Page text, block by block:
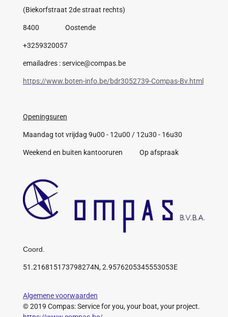
(Biekorfstraat 2de straat rechts)
8400 Oostende
+3259320057
emailadres : service@compas.be
https://www.boten-info.be/bdr3052739-Compas-Bv.html
Openingsuren
Maandag tot vrijdag 9u00 - 12u00 / 12u30 - 16u30
Weekend en buiten kantooruren Op afspraak
Coord.
51.216815173798274N, 2.9576205345553053E
Algemene voorwaarden
© 2019 Compas: Service for you, your boat, your project.